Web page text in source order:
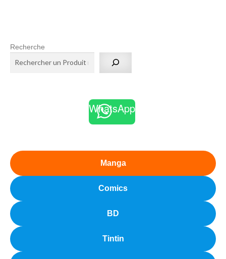
Recherche
WhatsApp
Manga
Comics
BD
Tintin